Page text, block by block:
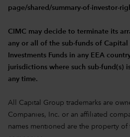
page/shared/summary-of-investor-
CIMC may decide to terminate its
any or all of the sub-funds of
Investments Funds in any EEA
jurisdictions where such sub-fund(s)
any time.
All Capital Group trademarks are
Companies, Inc. or an affiliated
names mentioned are the property of